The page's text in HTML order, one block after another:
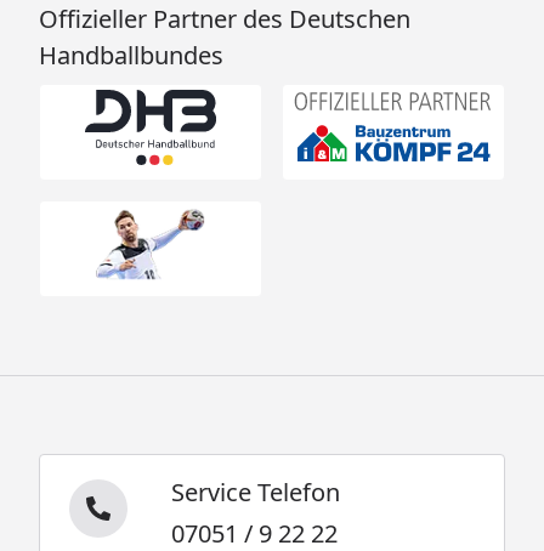
Offizieller Partner des Deutschen
Handballbundes
Service Telefon
07051 / 9 22 22